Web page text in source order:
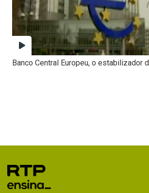
Banco Central Europeu, o estabilizador